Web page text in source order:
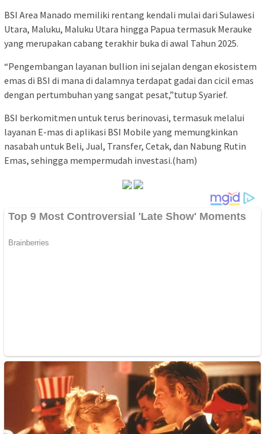
BSI Area Manado memiliki rentang kendali mulai dari Sulawesi
Utara, Maluku, Maluku Utara hingga Papua termasuk Merauke
yang merupakan cabang terakhir buka di awal Tahun 2025.
“Pengembangan layanan bullion ini sejalan dengan ekosistem
emas di BSI di mana di dalamnya terdapat gadai dan cicil emas
dengan pertumbuhan yang sangat pesat,”tutup Syarief.
BSI berkomitmen untuk terus berinovasi, termasuk melalui
layanan E-mas di aplikasi BSI Mobile yang memungkinkan
nasabah untuk Beli, Jual, Transfer, Cetak, dan Nabung Rutin
Emas, sehingga mempermudah investasi.(ham)